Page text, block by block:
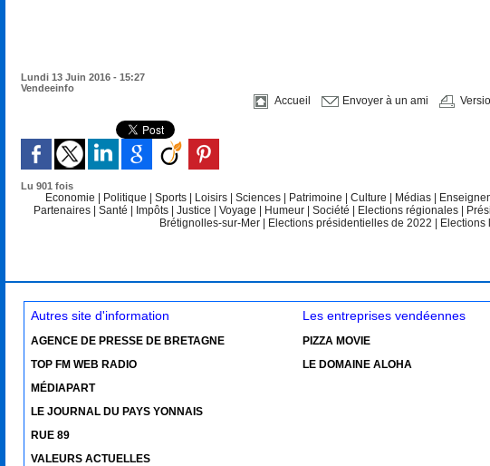
Lundi 13 Juin 2016 - 15:27
Vendeeinfo
Accueil Envoyer à un ami
Lu 901 fois
Economie Politique |Sports Loisirs |Sciences Patrimoine |Culture Médias
Partenaires
|Santé Impôts |Justice |Voyage Humeur |Société Elections régionales
Brétignolles-sur-Mer
Elections présidentielles de 2022 Elections
Autres site d'information
AGENCE DE PRESSE DE BRETAGNE
TOP FM WEB RADIO
MÉDIAPART
LE JOURNAL DU PAYS YONNAIS
RUE 89
VALEURS ACTUELLES
Les entreprises vendéennes
PIZZA MOVIE
LE DOMAINE ALOHA